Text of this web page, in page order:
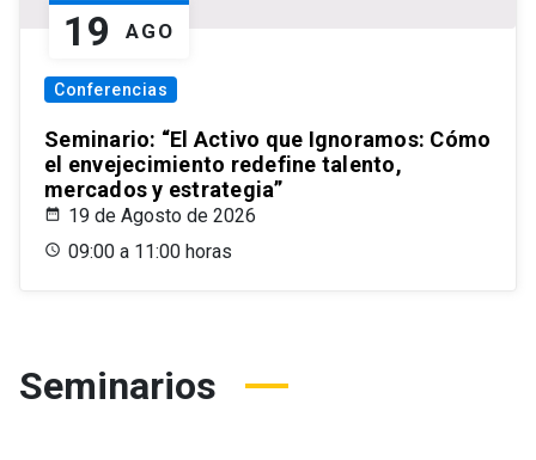
19 AGO
Conferencias
Seminario: “El Activo que Ignoramos: Cómo
el envejecimiento redefine talento,
mercados y estrategia”
19 de Agosto de 2026
09:00 a 11:00 horas
Seminarios